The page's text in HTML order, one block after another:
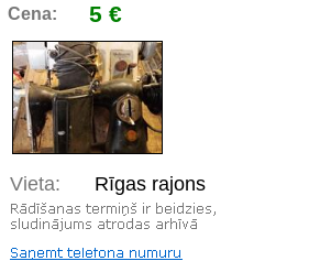
Cena: 5 €
Vieta: Rīgas rajons